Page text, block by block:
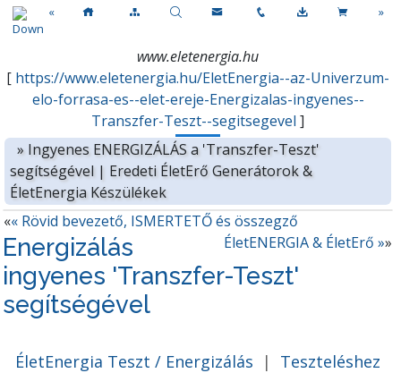
« »
www.eletenergia.hu
[ https://www.eletenergia.hu/EletEnergia--az-Univerzum-
elo-forrasa-es--elet-ereje-Energizalas-ingyenes--
Transzfer-Teszt--segitsegevel ]
» Ingyenes ENERGIZÁLÁS a 'Transzfer-Teszt'
segítségével | Eredeti ÉletErő Generátorok &
ÉletEnergia Készülékek
«« Rövid bevezető, ISMERTETŐ és összegző
ÉletENERGIA & ÉletErő »»
Energizálás
ingyenes 'Transzfer-Teszt'
segítségével
ÉletEnergia Teszt / Energizálás | Teszteléshez